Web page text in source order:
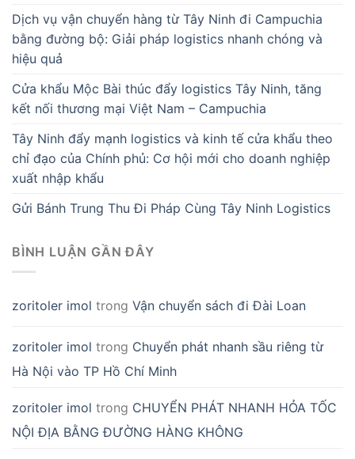
Dịch vụ vận chuyển hàng từ Tây Ninh đi Campuchia
bằng đường bộ: Giải pháp logistics nhanh chóng và
hiệu quả
Cửa khẩu Mộc Bài thúc đẩy logistics Tây Ninh, tăng
kết nối thương mại Việt Nam – Campuchia
Tây Ninh đẩy mạnh logistics và kinh tế cửa khẩu theo
chỉ đạo của Chính phủ: Cơ hội mới cho doanh nghiệp
xuất nhập khẩu
Gửi Bánh Trung Thu Đi Pháp Cùng Tây Ninh Logistics
BÌNH LUẬN GẦN ĐÂY
zoritoler imol trong Vận chuyển sách đi Đài Loan
zoritoler imol trong Chuyển phát nhanh sầu riêng từ
Hà Nội vào TP Hồ Chí Minh
zoritoler imol trong CHUYỂN PHÁT NHANH HỎA TỐC
NỘI ĐỊA BẰNG ĐƯỜNG HÀNG KHÔNG